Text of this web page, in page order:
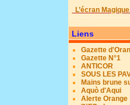
L’écran
Liens
Gazette
Gazette N°1
ANTICOR
SOUS LES
Mains brune
Aquò d'Aqui
Alerte Orange